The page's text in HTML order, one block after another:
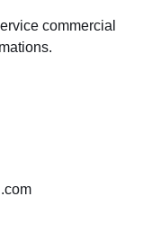
commercial